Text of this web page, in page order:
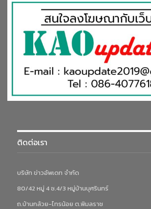
ติดต่อเรา
บริษัท ข่าวอัพเดท จำกัด
80/42 หมู่ 4 ซ.4/3 หมู่บ้านบุศรินทร์
ถ.บ้านกล้วย-ไทรน้อย ต.พิมลราช